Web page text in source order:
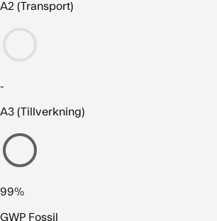
A2 (Transport)
-
A3 (Tillverkning)
99%
GWP Fossil